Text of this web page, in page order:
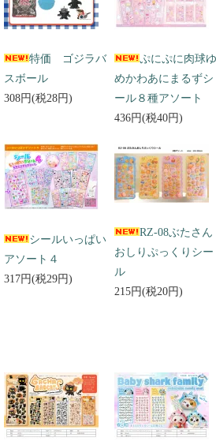
特価 ゴジラバ
スボール
308円(税28円)
ぷにぷに肉球ゆ
めかわあにまるずシ
ール８種アソート
436円(税40円)
シールいっぱい
アソート４
317円(税29円)
RZ-08ぶたさん
おしりぷっくりシー
ル
215円(税20円)